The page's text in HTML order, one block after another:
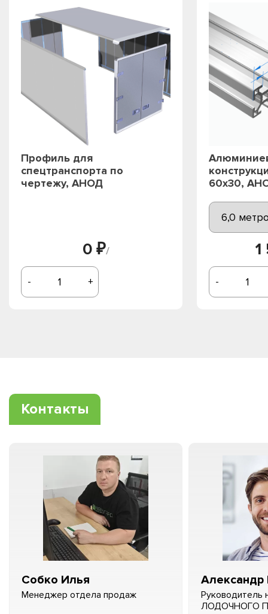
Профиль для
спецтранспорта по
чертежу, АНОД
0 ₽/
- +
60х30,
1
-
Контакты
Собко Илья
Менеджер отдела продаж
Александр
Руководитель
ЛОДОЧНОГО